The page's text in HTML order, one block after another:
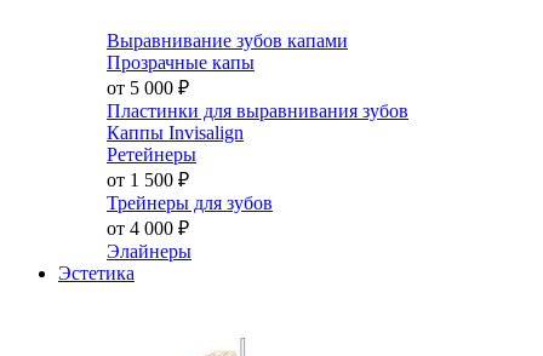
Выравнивание зубов капами
Прозрачные капы
от 5 000 ₽
Пластинки для выравнивания зубов
Каппы Invisalign
Ретейнеры
от 1 500 ₽
Трейнеры для зубов
от 4 000 ₽
Элайнеры
Эстетика